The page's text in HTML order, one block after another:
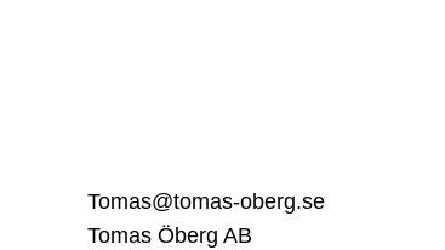
Tomas@tomas-oberg.se
Tomas Öberg AB